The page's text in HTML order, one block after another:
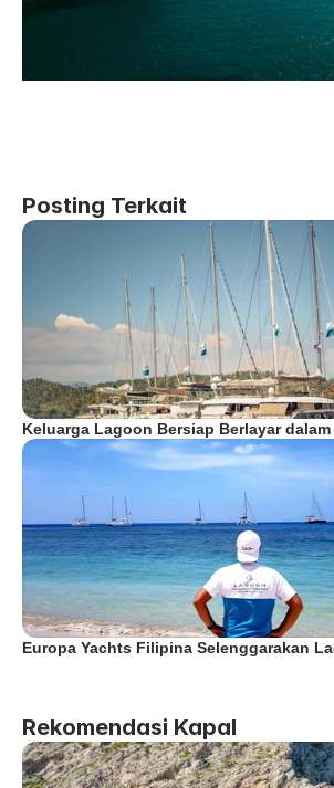
Posting Terkait
Keluarga Lagoon Bersiap Berlayar
Europa Yachts Filipina Selenggarakan
Rekomendasi Kapal